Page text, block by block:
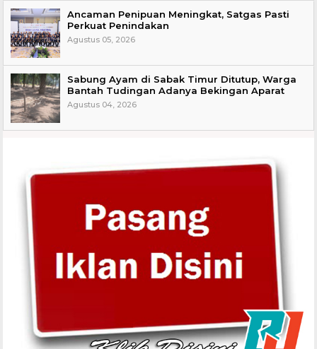
Ancaman Penipuan Meningkat, Satgas Pasti
Perkuat Penindakan
Agustus 05, 2026
Sabung Ayam di Sabak Timur Ditutup, Warga
Bantah Tudingan Adanya Bekingan Aparat
Agustus 04, 2026